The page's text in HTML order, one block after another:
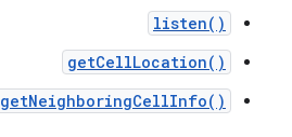
listen()
getCellLocation()
getNeighboringCellInfo()